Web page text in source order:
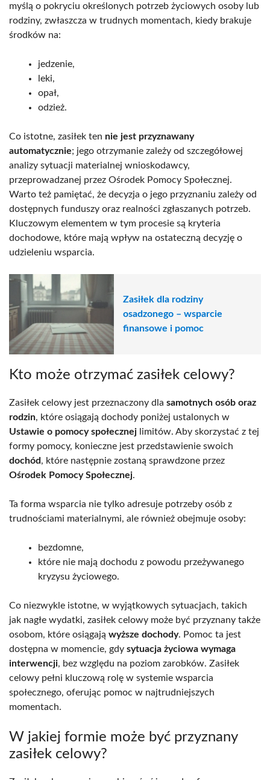
myślą o pokryciu określonych potrzeb życiowych osoby lub
rodziny, zwłaszcza w trudnych momentach, kiedy brakuje
środków na:
jedzenie,
leki,
opał,
odzież.
Co istotne, zasiłek ten nie jest przyznawany
automatycznie; jego otrzymanie zależy od szczegółowej
analizy sytuacji materialnej wnioskodawcy,
przeprowadzanej przez Ośrodek Pomocy Społecznej.
Warto też pamiętać, że decyzja o jego przyznaniu zależy od
dostępnych funduszy oraz realności zgłaszanych potrzeb.
Kluczowym elementem w tym procesie są kryteria
dochodowe, które mają wpływ na ostateczną decyzję o
udzieleniu wsparcia.
Zasiłek dla rodziny
osadzonego – wsparcie
finansowe i pomoc
Kto może otrzymać zasiłek celowy?
Zasiłek celowy jest przeznaczony dla samotnych osób oraz
rodzin, które osiągają dochody poniżej ustalonych w
Ustawie o pomocy społecznej limitów. Aby skorzystać z tej
formy pomocy, konieczne jest przedstawienie swoich
dochód, które następnie zostaną sprawdzone przez
Ośrodek Pomocy Społecznej.
Ta forma wsparcia nie tylko adresuje potrzeby osób z
trudnościami materialnymi, ale również obejmuje osoby:
bezdomne,
które nie mają dochodu z powodu przeżywanego
kryzysu życiowego.
Co niezwykle istotne, w wyjątkowych sytuacjach, takich
jak nagłe wydatki, zasiłek celowy może być przyznany także
osobom, które osiągają wyższe dochody. Pomoc ta jest
dostępna w momencie, gdy sytuacja życiowa wymaga
interwencji, bez względu na poziom zarobków. Zasiłek
celowy pełni kluczową rolę w systemie wsparcia
społecznego, oferując pomoc w najtrudniejszych
momentach.
W jakiej formie może być przyznany
zasiłek celowy?